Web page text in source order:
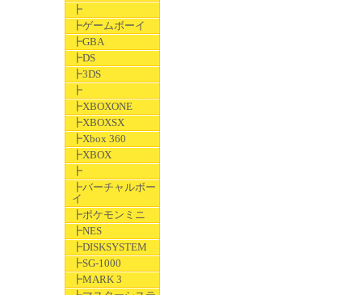
┣
┣ゲームボーイ
┣GBA
┣DS
┣3DS
┣
┣XBOXONE
┣XBOXSX
┣Xbox 360
┣XBOX
┣
┣バーチャルボー
イ
┣ポケモンミニ
┣NES
┣DISKSYSTEM
┣SG-1000
┣MARK 3